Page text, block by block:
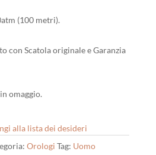
(100 metri).
con Scatola originale e Garanzia
omaggio.
alla lista dei desideri
Orologi Tag: Uomo